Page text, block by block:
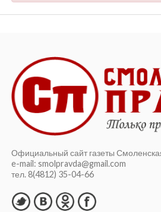
Официальный сайт газеты
e-mail: smolpravda@gmail.com
тел. 8(4812) 35-04-66